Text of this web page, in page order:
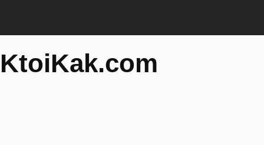
KtoiKak.com